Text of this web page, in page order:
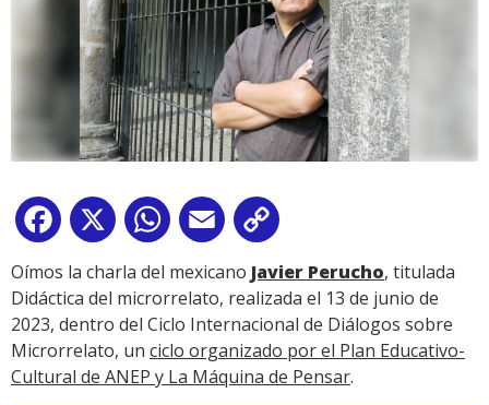
Facebook
X WhatsApp
Email
Link
Oímos la charla del mexicano Javier Perucho, titulada
Didáctica del microrrelato, realizada el 13 de junio de
2023, dentro del Ciclo Internacional de Diálogos sobre
Microrrelato, un ciclo organizado por el Plan Educativo-
Cultural de ANEP y La Máquina de Pensar.